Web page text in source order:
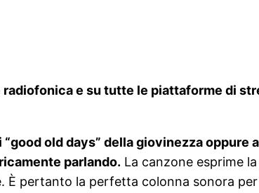
e su tutte le piattaforme di
old days” della giovinezza
parlando. La canzone esprime
È pertanto la perfetta colonna sonora